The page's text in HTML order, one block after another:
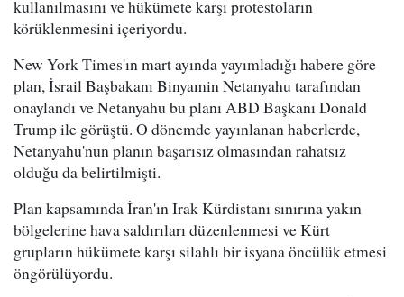
kullanılmasını ve hükümete karşı protestoların
körüklenmesini içeriyordu.
New York Times'ın mart ayında yayımladığı habere göre
plan, İsrail Başbakanı Binyamin Netanyahu tarafından
onaylandı ve Netanyahu bu planı ABD Başkanı Donald
Trump ile görüştü. O dönemde yayınlanan haberlerde,
Netanyahu'nun planın başarısız olmasından rahatsız
olduğu da belirtilmişti.
Plan kapsamında İran'ın Irak Kürdistanı sınırına yakın
bölgelerine hava saldırıları düzenlenmesi ve Kürt
grupların hükümete karşı silahlı bir isyana öncülük etmesi
öngörülüyordu.